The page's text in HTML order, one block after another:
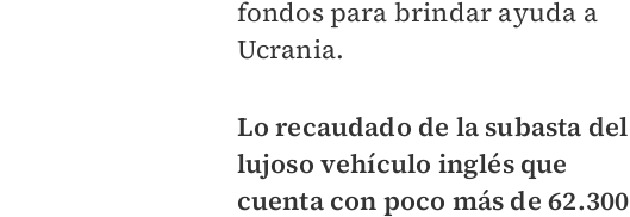
fondos para brindar ayuda a
Ucrania.
Lo recaudado de la subasta del
lujoso vehículo inglés que
cuenta con poco más de 62.300